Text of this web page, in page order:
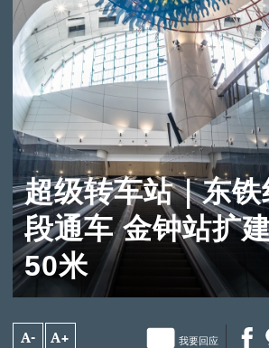
超级转车站｜东
段通车 金钟站扩
50米
A- A+ 我要回应